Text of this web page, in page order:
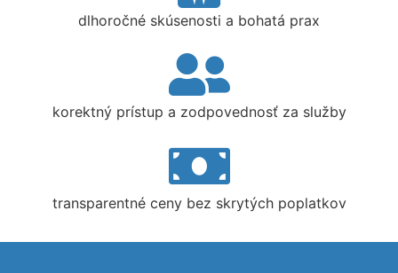
dlhoročné skúsenosti a bohatá prax
korektný prístup a zodpovednosť za služby
transparentné ceny bez skrytých poplatkov